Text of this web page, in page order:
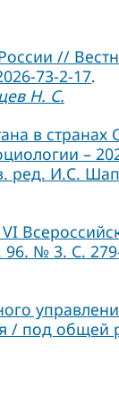
//
73-2-17.
Н. С.
в
–
ред. И.С.
96. № 3. С.
/ под